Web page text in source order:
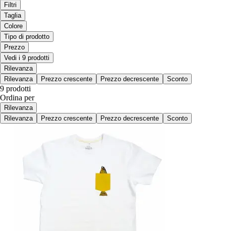
Filtri
Taglia
Colore
Tipo di prodotto
Prezzo
Vedi i 9 prodotti
Rilevanza
Rilevanza
Prezzo crescente Prezzo decrescente Sconto
9 prodotti
Ordina per
Rilevanza
Rilevanza
Prezzo crescente Prezzo decrescente Sconto